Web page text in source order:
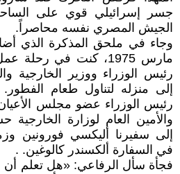
جسر إسرائيلي قوي على
الجيش المصري نفسه محاصراً‎.‎
وجاء في ملحق المذكرة الذي
مارس 1975، كنت في
رئيس الوزراء ووزير الخارجية
إلى منزله لتناول طعام
رئيس الوزراء عضو مجلس الأعيان
والأمين العام لوزارة الخارجية
إلى سفيرنا أليكسي فورونين
في السفارة ألكسندر كالوغين‎. .‎
فجأة سأل الرفاعي: «هل تعلم أن